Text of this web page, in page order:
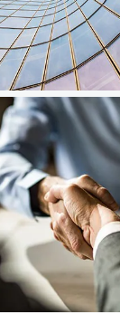
financier.
en tant
l'accélération
directions
associés